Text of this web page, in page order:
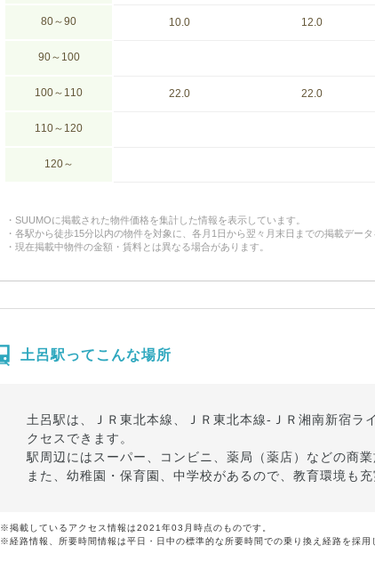
80～90 10.0 12.0
90～100
100～110 22.0 22.0
110～120
120～
SUUMOに掲載された物件価格を集計した情報を表示しています。
各駅から徒歩15分以内の物件を対象に、各月1日から翌々月末日までの掲載データ
現在掲載中物件の金額・賃料とは異なる場合があります。
土呂駅ってこんな場所
土呂駅は、ＪＲ東北本線、ＪＲ東北本線-ＪＲ湘南新宿
クセスできます。
駅周辺にはスーパー、コンビニ、薬局（薬店）などの商
また、幼稚園・保育園、中学校があるので、教育環境も充
※掲載しているアクセス情報は2021年03月時点のものです。
※経路情報、所要時間情報は平日・日中の標準的な所要時間での乗り換え経路を採用